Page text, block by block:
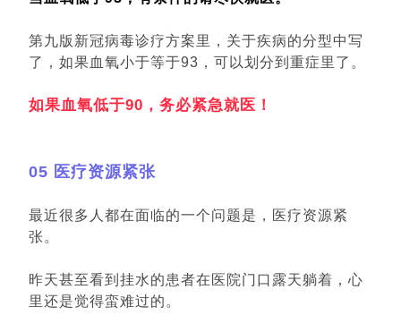
第九版新冠病毒诊疗方案里，关于疾病的分型中写
了，如果血氧小于等于93，可以划分到重症里了。
如果血氧低于90，务必紧急就医！
05 医疗资源紧张
最近很多人都在面临的一个问题是，医疗资源紧
张。
昨天甚至看到挂水的患者在医院门口露天躺着，心
里还是觉得蛮难过的。